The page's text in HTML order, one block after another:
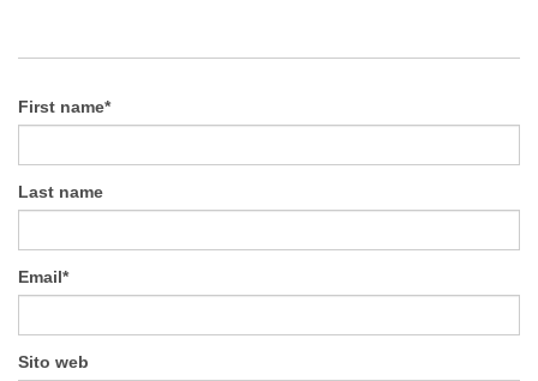
First name*
Last name
Email*
Sito web